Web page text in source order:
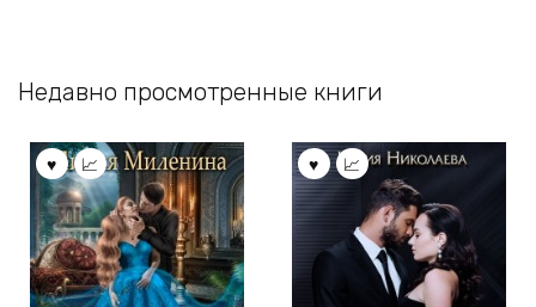
Недавно просмотренные книги